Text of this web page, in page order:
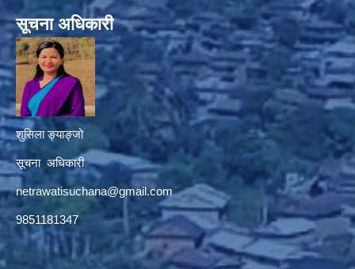
सूचना अधिकारी
शुसिला ङ्याङ्जो
सूचना अधिकारी
netrawatisuchana@gmail.com
9851181347